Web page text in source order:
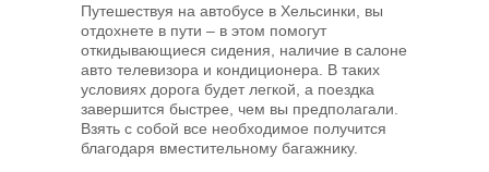
Путешествуя на автобусе в Хельсинки, вы
отдохнете в пути – в этом помогут
откидывающиеся сидения, наличие в салоне
авто телевизора и кондиционера. В таких
условиях дорога будет легкой, а поездка
завершится быстрее, чем вы предполагали.
Взять с собой все необходимое получится
благодаря вместительному багажнику.